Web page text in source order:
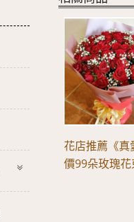
花店推薦《真
價99朵玫瑰花